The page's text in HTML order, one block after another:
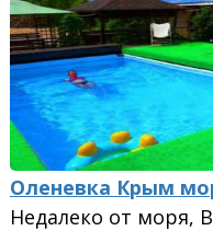
Оленевка Крым
Недалеко от моря,